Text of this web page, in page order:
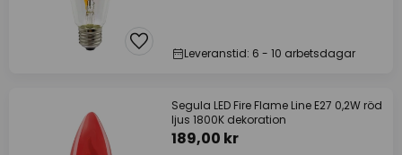
Leveranstid: 6 - 10 arbetsdagar
Segula LED Fire Flame Line E27 0,2W röd
ljus 1800K dekoration
189,00 kr